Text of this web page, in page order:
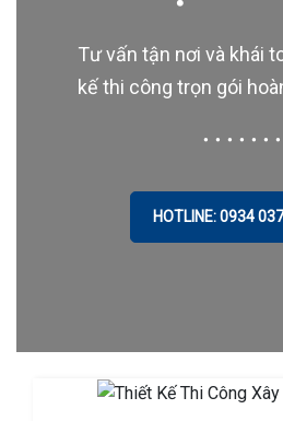
Tư vấn tận nơi và khái
kế thi công trọn gói
HOTLINE: 0934